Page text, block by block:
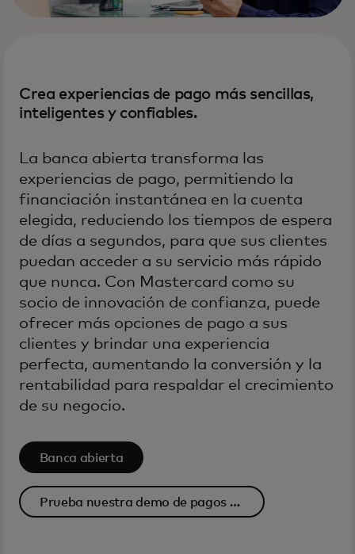
Crea experiencias de pago más sencillas,
inteligentes y confiables.
La banca abierta transforma las
experiencias de pago, permitiendo la
financiación instantánea en la cuenta
elegida, reduciendo los tiempos de espera
de días a segundos, para que sus clientes
puedan acceder a su servicio más rápido
que nunca. Con Mastercard como su
socio de innovación de confianza, puede
ofrecer más opciones de pago a sus
clientes y brindar una experiencia
perfecta, aumentando la conversión y la
rentabilidad para respaldar el crecimiento
de su negocio.
Banca abierta
Prueba nuestra demo de pagos de